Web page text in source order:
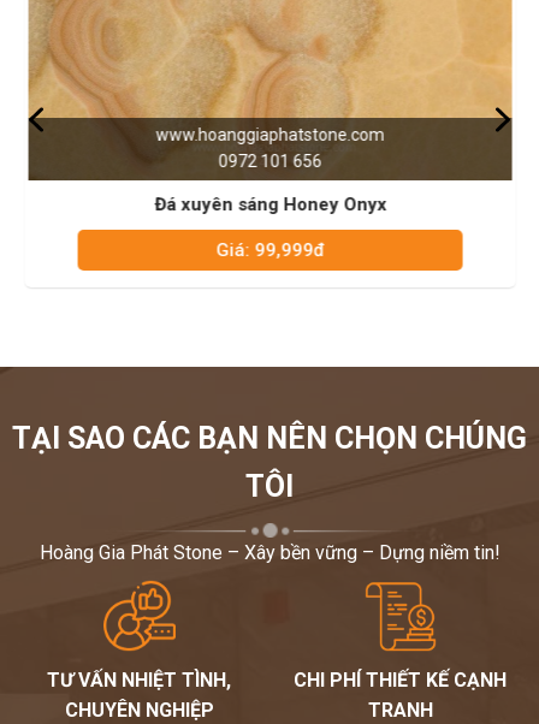
www.hoanggiaphatstone.com
0972 101 656
Đá xuyên sáng Honey Onyx
Giá: 99,999đ
TẠI SAO CÁC BẠN NÊN CHỌN CHÚNG
TÔI
Hoàng Gia Phát Stone – Xây bền vững – Dựng niềm tin!
TƯ VẤN NHIỆT TÌNH,
CHUYÊN NGHIỆP
CHI PHÍ THIẾT KẾ CẠNH
TRANH